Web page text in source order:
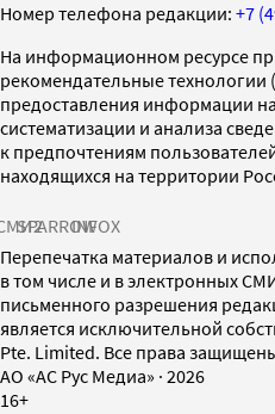
Номер телефона редакции: +7
На информационном ресурсе
рекомендательные
предоставления информации
систематизации и анализа
к предпочтениям
находящихся на территории
SPARROWINFOX
Перепечатка материалов и
в том числе и в электронных
письменного разрешения
является исключительной
Pte. Limited. Все права
AO «АС Рус Медиа» · 2026
16+